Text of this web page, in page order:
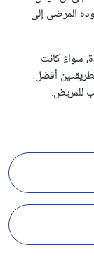
المرضى إلى
سواءً كانت
أفضل،
للمريض.